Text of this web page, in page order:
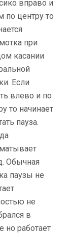
вправо и
по центру то
при
касании
Если
влево и по
то начинает
пауза.
Обычная
паузы не
не
в
но работает